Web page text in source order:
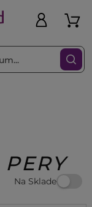
Na Sklade
Filtrovať